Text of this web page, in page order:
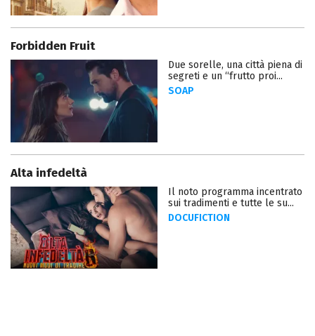
Forbidden Fruit
Due sorelle, una città piena di
segreti e un “frutto proi...
SOAP
Alta infedeltà
Il noto programma incentrato
sui tradimenti e tutte le su...
DOCUFICTION